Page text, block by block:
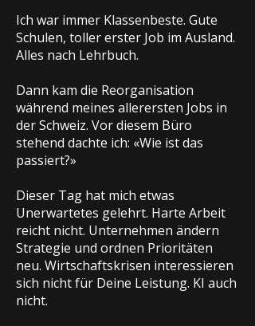
Ich war immer Klassenbeste. Gute
Schulen, toller erster Job im Ausland.
Alles nach Lehrbuch.
Dann kam die Reorganisation
während meines allerersten Jobs in
der Schweiz. Vor diesem Büro
stehend dachte ich: «Wie ist das
passiert?»
Dieser Tag hat mich etwas
Unerwartetes gelehrt. Harte Arbeit
reicht nicht. Unternehmen ändern
Strategie und ordnen Prioritäten
neu. Wirtschaftskrisen interessieren
sich nicht für Deine Leistung. KI auch
nicht.